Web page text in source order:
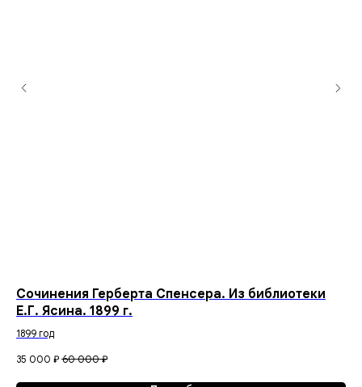
Сочинения Герберта Спенсера. Из библиотеки
Е.Г. Ясина. 1899 г.
1899 год
35 000 ₽ 60 000 ₽